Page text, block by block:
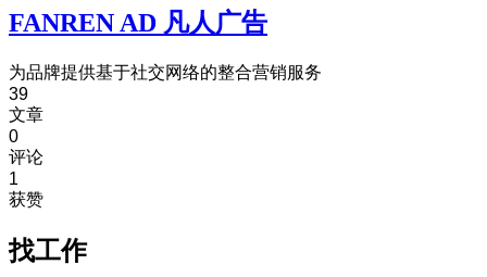
FANREN AD 凡人广告
为品牌提供基于社交网络的整合营销服务
39
文章
0
评论
1
获赞
找工作